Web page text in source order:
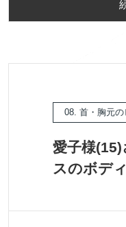
08. 首・胸元
愛子様
スのボデ